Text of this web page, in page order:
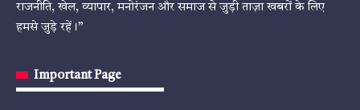
राजनीति, खेल, व्यापार, मनोरंजन और समाज से जुड़ी ताज़ा खबरों के लिए
हमसे जुड़े रहें।”
Important Page